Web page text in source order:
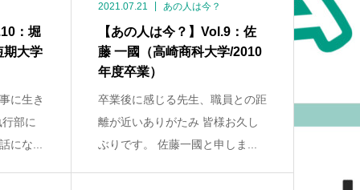
：堀
期大学
に生き
部に
にな...
2021.07.21 あの人は今？
【あの人は今？】Vol.9：佐
藤 一國（高崎商科大学/2010
年度卒業）
卒業後に感じる先生、職員との距
離が近いありがたみ 皆様お久し
ぶりです。 佐藤一國と申しま...